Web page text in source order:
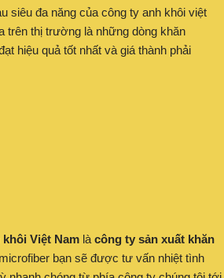
siêu đa năng của công ty anh khôi việt
trên thị trường là những dòng khăn
hiệu quả tốt nhất và giá thành phải
Việt Nam là công ty sản xuất khăn
microfiber bạn sẽ được tư vấn nhiệt tình